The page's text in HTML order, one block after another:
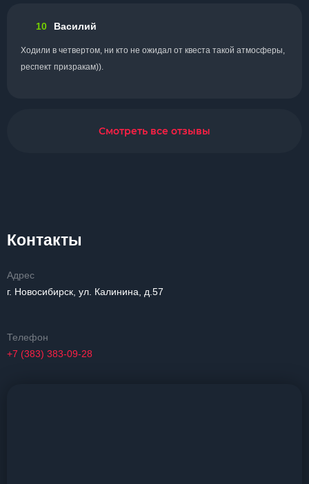
10 Василий
Ходили в четвертом, ни кто не ожидал от квеста такой атмосферы,
респект призракам)).
Смотреть все отзывы
Контакты
Адрес
г. Новосибирск, ул. Калинина, д.57
Телефон
+7 (383) 383-09-28